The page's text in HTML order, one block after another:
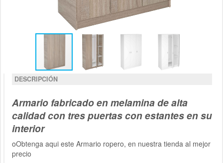
DESCRIPCIÓN
Armario fabricado en melamina de alta
calidad con tres puertas con estantes en su
interior
oObtenga aqui este Armario ropero, en nuestra tienda al mejor
precio